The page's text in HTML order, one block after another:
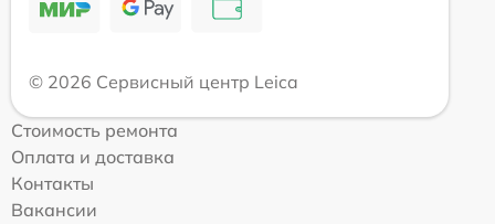
© 2026 Сервисный центр Leica
Стоимость ремонта
Оплата и доставка
Контакты
Вакансии